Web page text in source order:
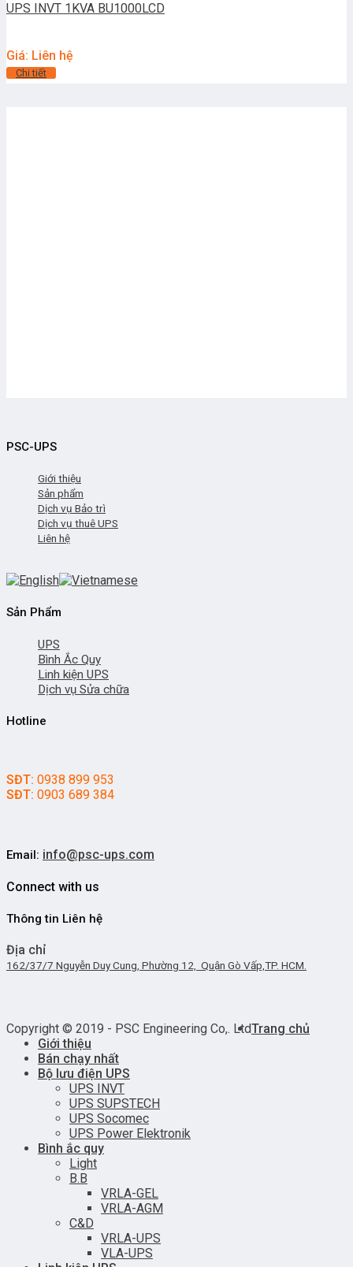
UPS INVT 1KVA BU1000LCD
Giá: Liên hệ
Chi tiết
PSC-UPS
Giới thiệu
Sản phẩm
Dịch vụ Bảo trì
Dịch vụ thuê UPS
Liên hệ
Sản Phẩm
UPS
Bình Ắc Quy
Linh kiện UPS
Dịch vụ Sửa chữa
Hotline
SĐT: 0938 899 953
SĐT: 0903 689 384
Email: info@psc-ups.com
Connect with us
Thông tin Liên hệ
Địa chỉ
162/37/7 Nguyễn Duy Cung, Phường 12, Quận Gò Vấp,TP. HCM.
Copyright © 2019 - PSC Engineering Co,. LtdTrang chủ
Giới thiệu
Bán chạy nhất
Bộ lưu điện UPS
UPS INVT
UPS SUPSTECH
UPS Socomec
UPS Power Elektronik
Bình ắc quy
Light
B.B
VRLA-GEL
VRLA-AGM
C&D
VRLA-UPS
VLA-UPS